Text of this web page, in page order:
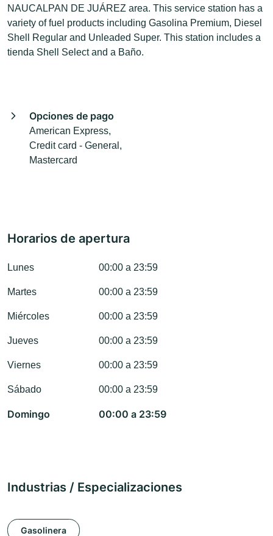
NAUCALPAN DE JUÁREZ area. This service station has a
variety of fuel products including Gasolina Premium, Diesel
Shell Regular and Unleaded Super. This station includes a
tienda Shell Select and a Baño.
Opciones de pago
American Express,
Credit card - General,
Mastercard
Horarios de apertura
Lunes 00:00 a 23:59
Martes 00:00 a 23:59
Miércoles 00:00 a 23:59
Jueves 00:00 a 23:59
Viernes 00:00 a 23:59
Sábado 00:00 a 23:59
Domingo 00:00 a 23:59
Industrias / Especializaciones
Gasolinera